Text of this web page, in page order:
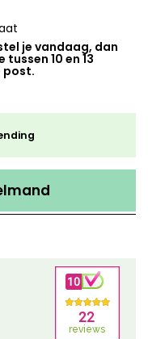
je vandaag, dan
10 en 13
post.